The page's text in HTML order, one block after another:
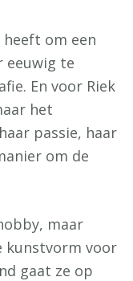
om een
eeuwig te
En voor Riek
het
passie, haar
om de
maar
kunstvorm voor
gaat ze op